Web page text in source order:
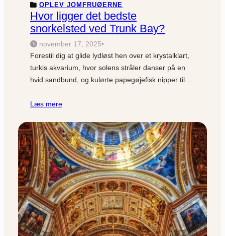
OPLEV JOMFRUØERNE
Hvor ligger det bedste
snorkelsted ved Trunk Bay?
november 17, 2025•
Forestil dig at glide lydløst hen over et krystalklart,
turkis akvarium, hvor solens stråler danser på en
hvid sandbund, og kulørte papegøjefisk nipper til…
Læs mere